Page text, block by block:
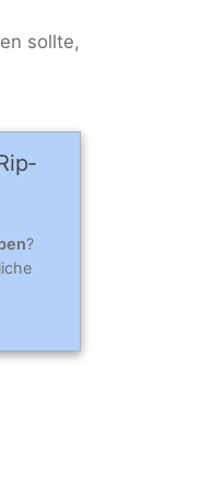
sollte,
?